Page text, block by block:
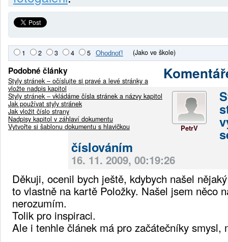
1 2 3 4 5 (Jako ve škole)
Podobné články
Styly stránek – očíslujte si pravé a levé stránky a
vložte nadpis kapitol
Styly stránek – vkládáme čísla stránek a názvy kapitol
Jak používat styly stránek
Jak vložit číslo strany
Nadpisy kapitol v záhlaví dokumentu
Vytvořte si šablonu dokumentu s hlavičkou
PetrV
číslováním
16. 11. 2009, 00:19:26
Děkuji, ocenil bych ještě, kdybych našel
to vlastně na kartě Položky. Našel jsem něco
nerozumím.
Tolik pro inspiraci.
Ale i tenhle článek má pro začátečníky smysl,